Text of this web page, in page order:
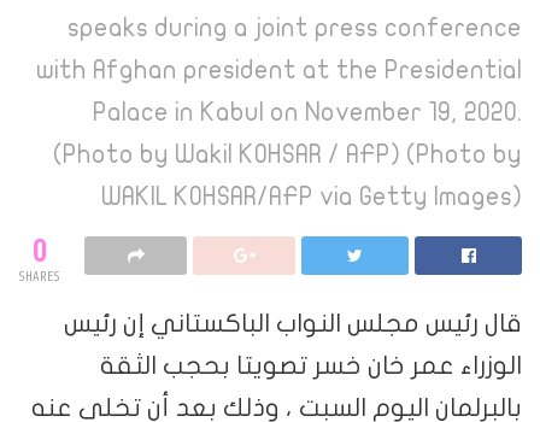
speaks during a joint press conference
with Afghan president at the Presidential
Palace in Kabul on November 19, 2020.
(Photo by Wakil KOHSAR / AFP) (Photo by
WAKIL KOHSAR/AFP via Getty Images)
0
SHARES
قال رئيس مجلس النواب الباكستاني إن رئيس
الوزراء عمر خان خسر تصويتا بحجب الثقة
بالبرلمان اليوم السبت ، وذلك بعد أن تخلى عنه